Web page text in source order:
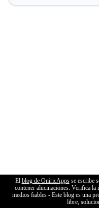
El blog de OniricAppsse escribe
contener alucinaciones. Verifica la
medios fiables - Este blog es una
libre,